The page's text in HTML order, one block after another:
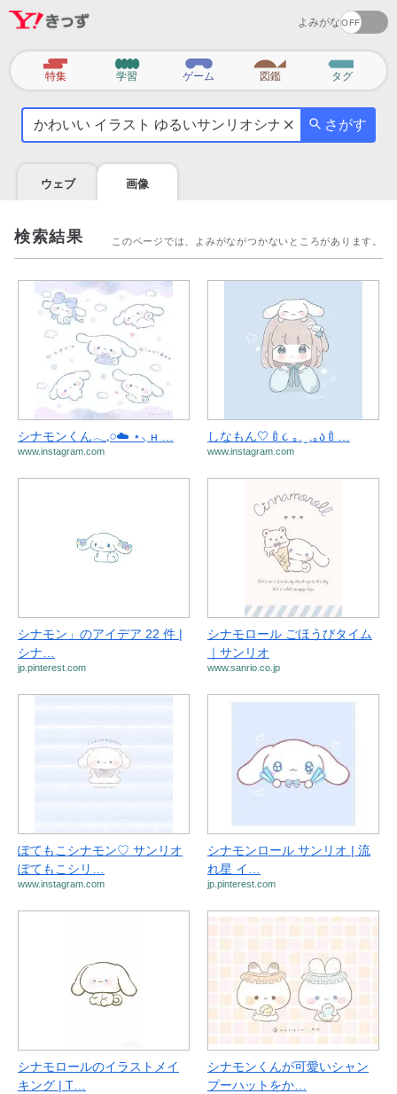
よみがな
カ
テ
特集 学習 ゲーム 図鑑 タグ
気
に
を
調
べ
よ
さがす
ウェブ 画像
検索結果 このページでは、よみがながつかないところがあります。
シナモンくん𓂃𓈒𓏸☁️ ⋆⸜ ʜ …
www.instagram.com
しなもん🤍🍼૮ ｡. ̫ .｡ა🍼…
www.instagram.com
シナモン」のアイデア 22 件 |
シナ…
jp.pinterest.com
シナモロール ごほうびタイム
｜サンリオ
www.sanrio.co.jp
ぽてもこシナモン♡ サンリオ
ぽてもこシリ…
www.instagram.com
シナモンロール サンリオ | 流
れ星 イ…
jp.pinterest.com
シナモロールのイラストメイ
キング | T…
シナモンくんが可愛いシャン
プーハットをか…